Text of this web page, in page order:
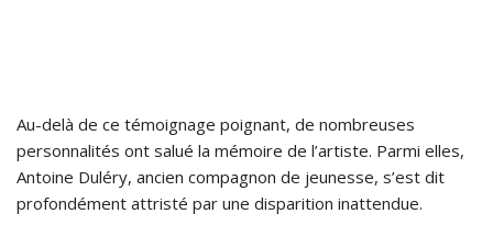
Au-delà de ce témoignage poignant, de nombreuses
personnalités ont salué la mémoire de l’artiste. Parmi elles,
Antoine Duléry, ancien compagnon de jeunesse, s’est dit
profondément attristé par une disparition inattendue.